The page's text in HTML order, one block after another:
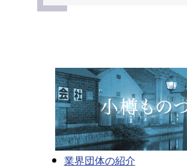
業界団体の紹介